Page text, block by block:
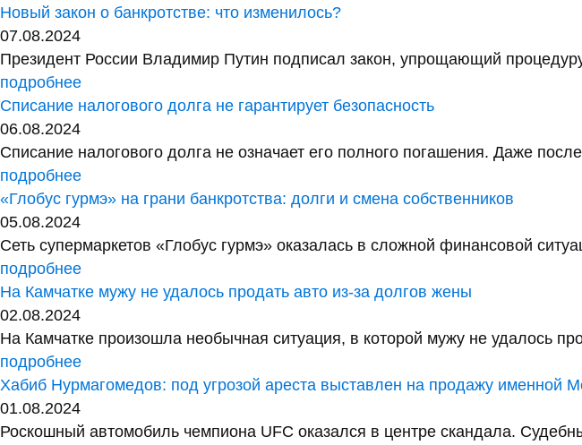
Новый закон о банкротстве: что изменилось?
07.08.2024
Президент России Владимир Путин подписал закон, упрощающий
подробнее
Списание налогового долга не гарантирует безопасность
06.08.2024
Списание налогового долга не означает его полного погашения. Даже
подробнее
«Глобус гурмэ» на грани банкротства: долги и смена собственников
05.08.2024
Сеть супермаркетов «Глобус гурмэ» оказалась в сложной финансовой
подробнее
На Камчатке мужу не удалось продать авто из-за долгов жены
02.08.2024
На Камчатке произошла необычная ситуация, в которой мужу не удалось
подробнее
Хабиб Нурмагомедов: под угрозой ареста выставлен на продажу именной
01.08.2024
Роскошный автомобиль чемпиона UFC оказался в центре скандала.